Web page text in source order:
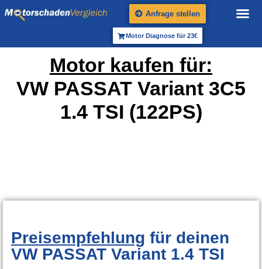
Anfrage stellen
Motor Diagnose für 23€
Motor kaufen für:
VW PASSAT Variant 3C5
1.4 TSI (122PS)
Preisempfehlung für deinen
VW PASSAT Variant 1.4 TSI